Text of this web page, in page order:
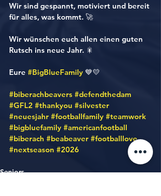
Wir sind gespannt, motiviert und bereit
für alles, was kommt. 🚀
Wir wünschen euch allen einen guten
Rutsch ins neue Jahr. 🎇
Eure #BigBlueFamily 💙💛
#biberachbeavers #defendthedam
#GFL2 #thankyou #silvester
#neuesjahr #footballfamily #teamwork
#bigbluefamily #americanfootball
#biberach #beabeaver #footballlove
#nextseason #2026
Seniors